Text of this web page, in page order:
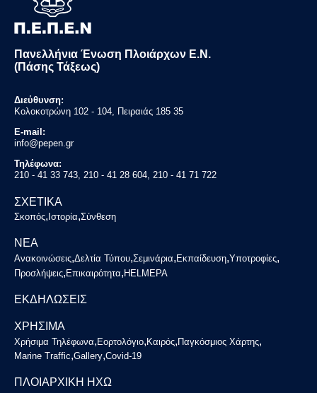
Πανελλήνια Ένωση Πλοιάρχων Ε.Ν.
(Πάσης Τάξεως)
Διεύθυνση:
Κολοκοτρώνη 102 - 104, Πειραιάς 185 35
E-mail:
info@pepen.gr
Τηλέφωνα:
210 - 41 33 743, 210 - 41 28 604, 210 - 41 71 722
ΣΧΕΤΙΚΑ
Σκοπός, Ιστορία,Σύνθεση
ΝΕΑ
Ανακοινώσεις,Δελτία Τύπου,Σεμινάρια, Εκπαίδευση,Υποτροφίες,
Προσλήψεις, Επικαιρότητα, HELMEPA
ΕΚΔΗΛΩΣΕΙΣ
ΧΡΗΣΙΜΑ
Χρήσιμα Τηλέφωνα,Εορτολόγιο,Καιρός,Παγκόσμιος Χάρτης,
Marine Traffic,Gallery,Covid-19
ΠΛΟΙΑΡΧΙΚΗ ΗΧΩ